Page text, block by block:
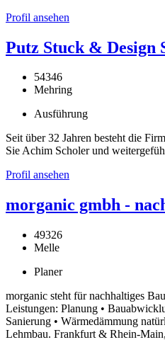
Profil ansehen
Putz Stuck & Design
54346
Mehring
Ausführung
Seit über 32 Jahren besteht die
Sie Achim Scholer und
Profil ansehen
morganic gmbh -
49326
Melle
Planer
morganic steht für nachhaltiges
Leistungen: Planung •
Sanierung • Wärmedämmung
Lehmbau. Frankfurt & Rhein-